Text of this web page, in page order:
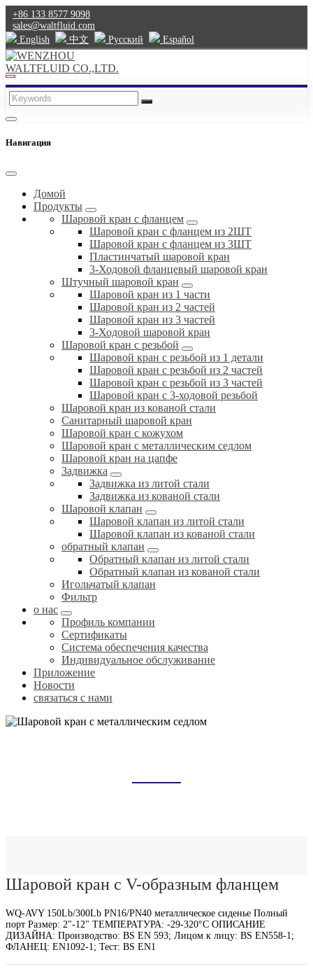
+86 133 8577 9098
sales@waltfluid.com
English
中文 Pусский Español
Навигация
Домой
Продукты
Шаровой кран с фланцем
Шаровой кран с фланцем из 2ШТ
Шаровой кран с фланцем из 3ШТ
Пластинчатый шаровой кран
3-Ходовой фланцевый шаровой кран
Штучный шаровой кран
Шаровой кран из 1 части
Шаровой кран из 2 частей
Шаровой кран из 3 частей
3-Ходовой шаровой кран
Шаровой кран с резьбой
Шаровой кран с резьбой из 1 детали
Шаровой кран с резьбой из 2 частей
Шаровой кран с резьбой из 3 частей
Шаровой кран с 3-ходовой резьбой
Шаровой кран из кованой стали
Санитарный шаровой кран
Шаровой кран с кожухом
Шаровой кран с металлическим седлом
Шаровой кран на цапфе
Задвижка
Задвижка из литой стали
Задвижка из кованой стали
Шаровой клапан
Шаровой клапан из литой стали
Шаровой клапан из кованой стали
обратный клапан
Обратный клапан из литой стали
Обратный клапан из кованой стали
Игольчатый клапан
Фильтр
о нас
Профиль компании
Сертификаты
Система обеспечения качества
Индивидуальное обслуживание
Приложение
Новости
связаться с нами
Шаровой кран с V-образным фланцем
WQ-AVY 150Lb/300Lb PN16/PN40 металлическое сиденье Полный
порт Размер: 2"-12" ТЕМПЕРАТУРА: -29-320°C ОПИСАНИЕ
ДИЗАЙНА: Производство: BS EN 593; Лицом к лицу: BS EN558-1;
ФЛАНЕЦ: EN1092-1; Тест: BS EN1